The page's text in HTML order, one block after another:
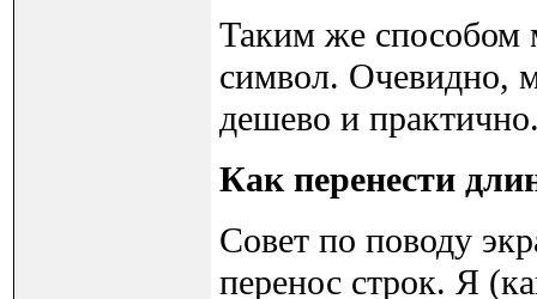
Таким же способом
символ. Очевидно,
дешево и
Как перенести
Совет по поводу
перенос строк. Я